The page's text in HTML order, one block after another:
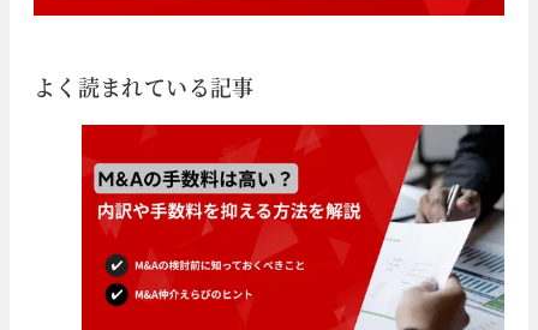
よく読まれている記事